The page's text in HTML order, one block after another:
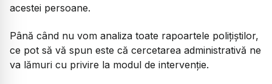
acestei persoane.
Până când nu vom analiza toate rapoartele polițiștilor,
ce pot să vă spun este că cercetarea administrativă ne
va lămuri cu privire la modul de intervenție.